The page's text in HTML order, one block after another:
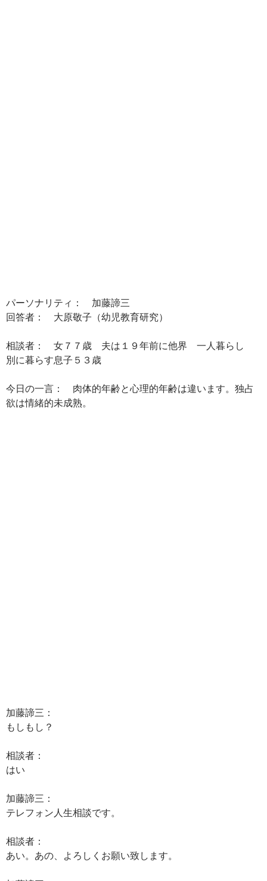
パーソナリティ： 加藤諦三
回答者： 大原敬子（幼児教育研究）
相談者： 女７７歳 夫は１９年前に他界 一人暮らし
別に暮らす息子５３歳
今日の一言： 肉体的年齢と心理的年齢は違います。独占
欲は情緒的未成熟。
加藤諦三：
もしもし？
相談者：
はい
加藤諦三：
テレフォン人生相談です。
相談者：
あい。あの、よろしくお願い致します。